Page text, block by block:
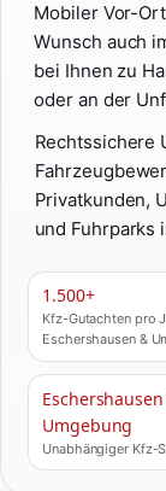
Mobiler Vor-
Wunsch auch
bei Ihnen zu
oder an der
Rechtssichere
Privatkunden,
und Fuhrparks
1.500+
Kfz-Gutachten pro
Eschershausen &
Umgebung
Unabhängiger Kfz-